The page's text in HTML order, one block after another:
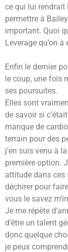
ce qui lui
permettre à
important. Quoi
Leverage qu’on
Enfin le dernier
le coup, une fois
ses poursuites.
Elles sont
de savoir si
manque de
terrain pour des
j’en suis venu à
première option.
attitude dans ces
déchirer pour
vous le savez
Je me répète
d’être un talent
donc quelque
je peux